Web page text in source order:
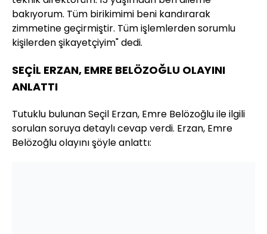
bakıyorum. Tüm birikimimi beni kandırarak
zimmetine geçirmiştir. Tüm işlemlerden sorumlu
kişilerden şikayetçiyim" dedi.
SEÇİL ERZAN, EMRE BELÖZOĞLU OLAYINI
ANLATTI
Tutuklu bulunan Seçil Erzan, Emre Belözoğlu ile ilgili
sorulan soruya detaylı cevap verdi. Erzan, Emre
Belözoğlu olayını şöyle anlattı: